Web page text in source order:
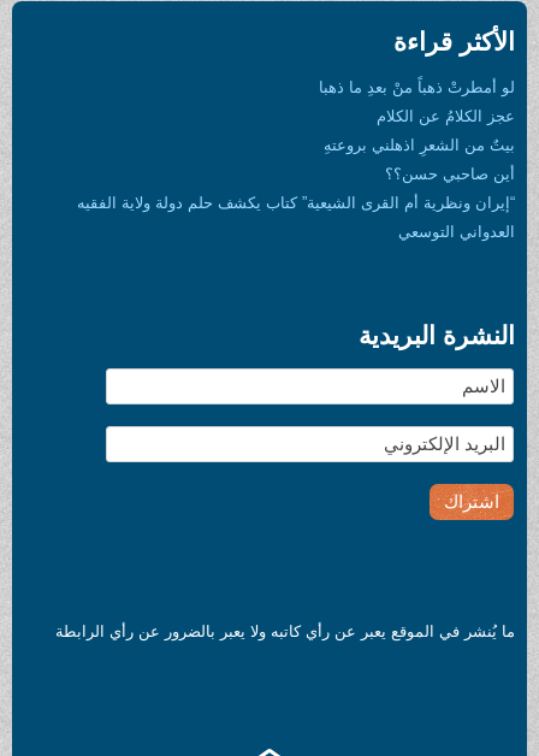
الأكثر قراءة
لو أمطرتْ ذهباً منْ بعدِ ما ذهبا
عجز الكلامُ عن الكلام
بيتٌ من الشعرِ اذهلني بروعتهِ
أين صاحبي حسن؟؟
“إيران ونظرية أم القرى الشيعية” كتاب يكشف حلم دولة ولاية الفقيه
العدواني التوسعي
النشرة البريدية
ما يُنشر في الموقع يعبر عن رأي كاتبه ولا يعبر بالضرور عن رأي الرابطة